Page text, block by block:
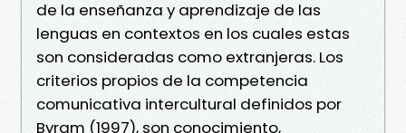
de la enseñanza y aprendizaje de las
lenguas en contextos en los cuales estas
son consideradas como extranjeras. Los
criterios propios de la competencia
comunicativa intercultural definidos por
Byram (1997), son conocimiento,